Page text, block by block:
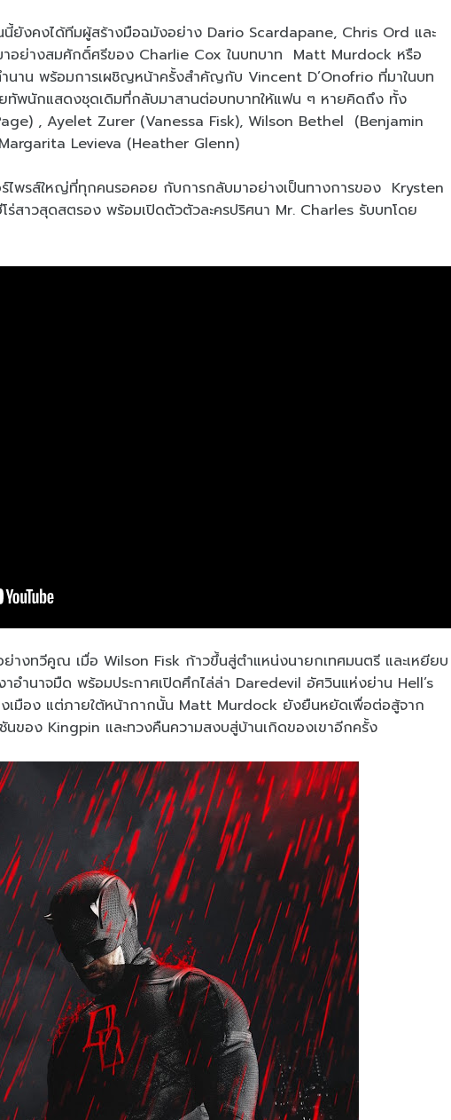
ยังคงได้ทีมผู้สร้างมือฉมังอย่าง Dario Scardapane, Chris Ord และ
อย่างสมศักดิ์ศรีของ Charlie Cox ในบทบาท Matt Murdock หรือ
นาน พร้อมการเผชิญหน้าครั้งสำคัญกับ Vincent D’Onofrio ที่มาในบท
ทัพนักแสดงชุดเดิมที่กลับมาสานต่อบทบาทให้แฟน ๆ หายคิดถึง ทั้ง
, Ayelet Zurer (Vanessa Fisk), Wilson Bethel (Benjamin
Levieva (Heather Glenn)
ไพรส์ใหญ่ที่ทุกคนรอคอย กับการกลับมาอย่างเป็นทางการของ Krysten
สาวสุดสตรอง พร้อมเปิดตัวตัวละครปริศนา Mr. Charles รับบทโดย
างทวีคูณ เมื่อ Wilson Fisk ก้าวขึ้นสู่ตำแหน่งนายกเทศมนตรี และเหยียบ
อำนาจมืด พร้อมประกาศเปิดศึกไล่ล่า Daredevil อัศวินแห่งย่าน Hell’s
เมือง แต่ภายใต้หน้ากากนั้น Matt Murdock ยังยืนหยัดเพื่อต่อสู้จาก
นของ Kingpin และทวงคืนความสงบสู่บ้านเกิดของเขาอีกครั้ง